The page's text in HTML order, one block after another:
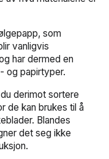
som
vanligvis
har dermed en
og papirtyper.
derimot sortere
de kan brukes til å
Blandes
det seg ikke